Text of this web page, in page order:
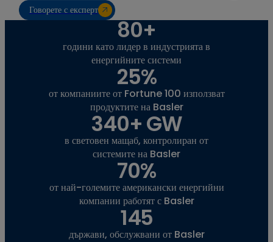
Говорете с експерт
80+
години като лидер в индустрията в
енергийните системи
25%
от компаниите от Fortune 100 използват
продуктите на Basler
340+ GW
в световен мащаб, контролиран от
системите на Basler
70%
от най-големите американски енергийни
компании работят с Basler
145
държави, обслужвани от Basler